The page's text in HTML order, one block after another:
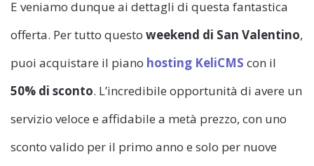
E veniamo dunque ai dettagli di questa fantastica
offerta. Per tutto questo weekend di San Valentino,
puoi acquistare il piano hosting KeliCMS con il
50% di sconto. L’incredibile opportunità di avere un
servizio veloce e affidabile a metà prezzo, con uno
sconto valido per il primo anno e solo per nuove